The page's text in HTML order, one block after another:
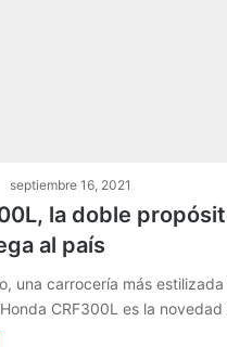
septiembre 16, 2021
la doble
al país
una carrocería más
CRF300L es la